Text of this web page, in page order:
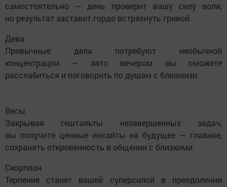
самостоятельно — день проверит вашу силу воли,
но результат заставит гордо встряхнуть гривой.
Дева
Привычные дела потребуют необычной
концентрации — зато вечером вы сможете
расслабиться и поговорить по душам с близкими.
Весы
Закрывая гештальты незавершенных задач,
вы получите ценные инсайты на будущее — главное,
сохранять откровенность в общении с близкими.
Скорпион
Терпение станет вашей суперсилой в преодолении